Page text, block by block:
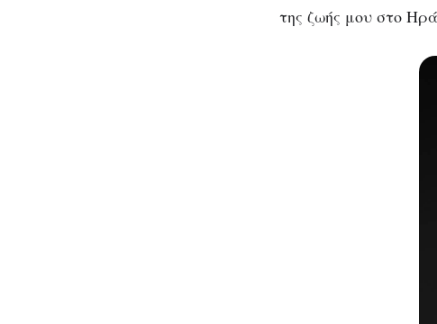
της ζωής μου στο